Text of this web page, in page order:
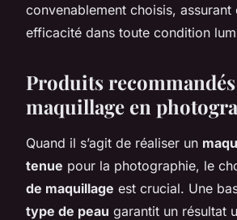
convenablement choisis, assurant
efficacité dans toute condition
Produits
maquillage en
Quand il s’agit de réaliser un
tenue pour la photographie, le
de maquillage est crucial. Une
type de peau garantit un résultat